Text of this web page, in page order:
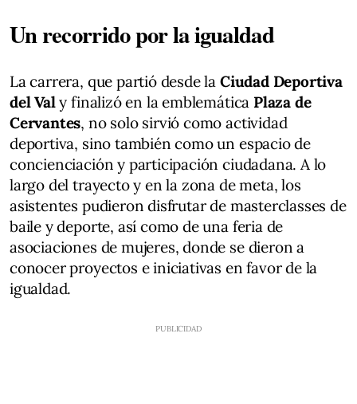
Un recorrido por la igualdad
La carrera, que partió desde la Ciudad Deportiva
del Valy finalizó en la emblemática Plaza de
Cervantes, no solo sirvió como actividad
deportiva, sino también como un espacio de
concienciación y participación ciudadana. A lo
largo del trayecto y en la zona de meta, los
asistentes pudieron disfrutar de masterclasses de
baile y deporte, así como de una feria de
asociaciones de mujeres, donde se dieron a
conocer proyectos e iniciativas en favor de la
igualdad.